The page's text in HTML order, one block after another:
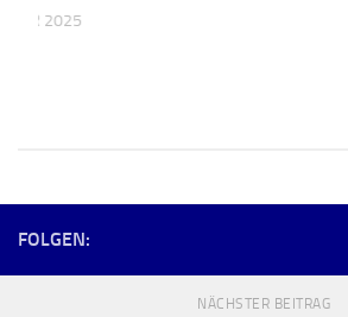
2025
FOLGEN:
NÄCHSTER BEITRAG